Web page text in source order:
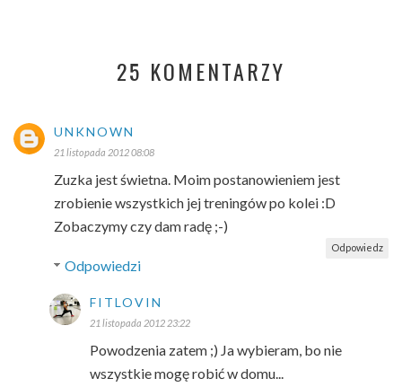
25 KOMENTARZY
UNKNOWN
21 listopada 2012 08:08
Zuzka jest świetna. Moim postanowieniem jest
zrobienie wszystkich jej treningów po kolei :D
Zobaczymy czy dam radę ;-)
Odpowiedz
Odpowiedzi
FITLOVIN
21 listopada 2012 23:22
Powodzenia zatem ;) Ja wybieram, bo nie
wszystkie mogę robić w domu...